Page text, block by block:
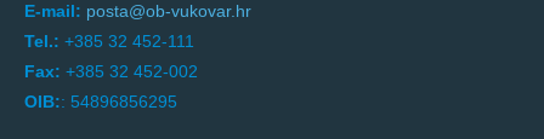
E-mail: posta@ob-vukovar.hr
Tel.: +385 32 452-111
Fax: +385 32 452-002
OIB:: 54896856295